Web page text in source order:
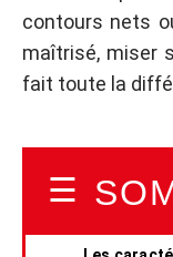
contours nets
maîtrisé, miser
fait toute la